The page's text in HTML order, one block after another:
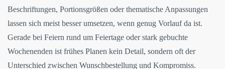
Beschriftungen, Portionsgrößen oder thematische Anpassungen
lassen sich meist besser umsetzen, wenn genug Vorlauf da ist.
Gerade bei Feiern rund um Feiertage oder stark gebuchte
Wochenenden ist frühes Planen kein Detail, sondern oft der
Unterschied zwischen Wunschbestellung und Kompromiss.